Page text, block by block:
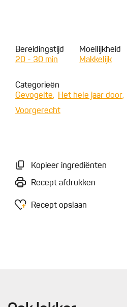
Bereidingstijd
20 - 30 min
Moeilijkheid
Makkelijk
Categorieën
Gevogelte
Het hele jaar door
Voorgerecht
Kopieer ingrediënten
Recept afdrukken
Recept opslaan